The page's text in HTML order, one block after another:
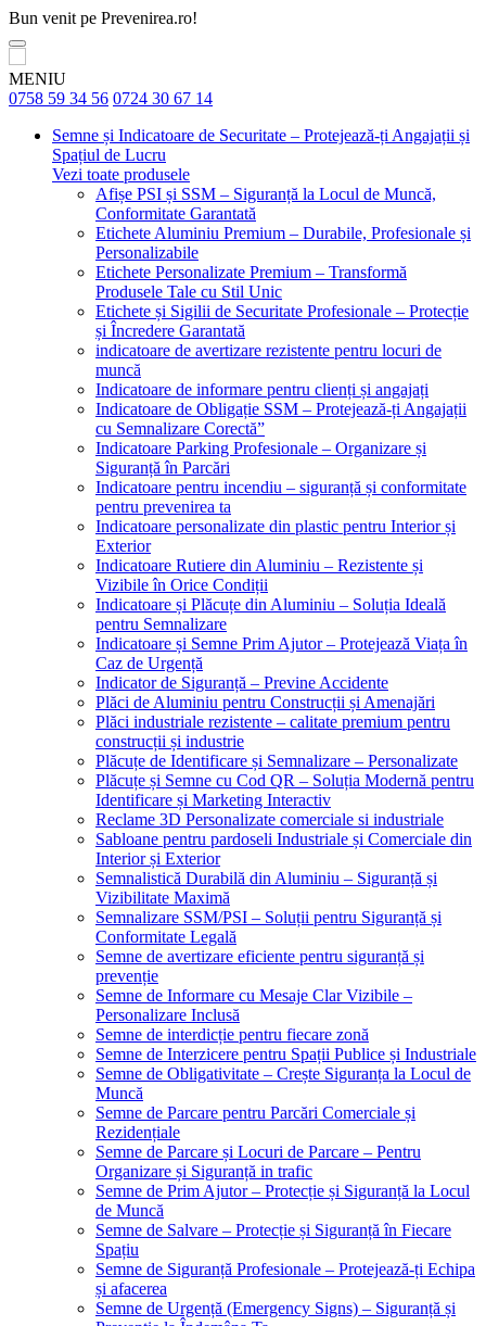
Bun venit pe Prevenirea.ro!
MENIU
0758 59 34 56 0724 30 67 14
Semne și Indicatoare de Securitate – Protejează-ți Angajații și
Spațiul de Lucru
Vezi toate produsele
Afișe PSI și SSM – Siguranță la Locul de Muncă,
Conformitate Garantată
Etichete Aluminiu Premium – Durabile, Profesionale și
Personalizabile
Etichete Personalizate Premium – Transformă
Produsele Tale cu Stil Unic
Etichete și Sigilii de Securitate Profesionale – Protecție
și Încredere Garantată
indicatoare de avertizare rezistente pentru locuri de
muncă
Indicatoare de informare pentru clienți și angajați
Indicatoare de Obligație SSM – Protejează-ți Angajații
cu Semnalizare Corectă”
Indicatoare Parking Profesionale – Organizare și
Siguranță în Parcări
Indicatoare pentru incendiu – siguranță și conformitate
pentru prevenirea ta
Indicatoare personalizate din plastic pentru Interior și
Exterior
Indicatoare Rutiere din Aluminiu – Rezistente și
Vizibile în Orice Condiții
Indicatoare și Plăcuțe din Aluminiu – Soluția Ideală
pentru Semnalizare
Indicatoare și Semne Prim Ajutor – Protejează Viața în
Caz de Urgență
Indicator de Siguranță – Previne Accidente
Plăci de Aluminiu pentru Construcții și Amenajări
Plăci industriale rezistente – calitate premium pentru
construcții și industrie
Plăcuțe de Identificare și Semnalizare – Personalizate
Plăcuțe și Semne cu Cod QR – Soluția Modernă pentru
Identificare și Marketing Interactiv
Reclame 3D Personalizate comerciale si industriale
Sabloane pentru pardoseli Industriale și Comerciale din
Interior și Exterior
Semnalistică Durabilă din Aluminiu – Siguranță și
Vizibilitate Maximă
Semnalizare SSM/PSI – Soluții pentru Siguranță și
Conformitate Legală
Semne de avertizare eficiente pentru siguranță și
prevenție
Semne de Informare cu Mesaje Clar Vizibile –
Personalizare Inclusă
Semne de interdicție pentru fiecare zonă
Semne de Interzicere pentru Spații Publice și Industriale
Semne de Obligativitate – Crește Siguranța la Locul de
Muncă
Semne de Parcare pentru Parcări Comerciale și
Rezidențiale
Semne de Parcare și Locuri de Parcare – Pentru
Organizare și Siguranță in trafic
Semne de Prim Ajutor – Protecție și Siguranță la Locul
de Muncă
Semne de Salvare – Protecție și Siguranță în Fiecare
Spațiu
Semne de Siguranță Profesionale – Protejează-ți Echipa
și afacerea
Semne de Urgență (Emergency Signs) – Siguranță și